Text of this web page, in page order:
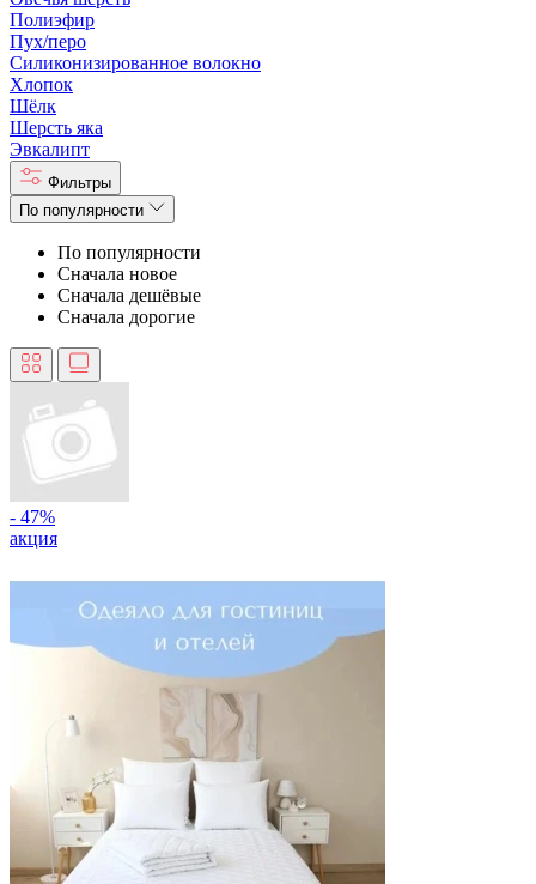
Полиэфир
Пух/перо
Силиконизированное волокно
Хлопок
Шёлк
Шерсть яка
Эвкалипт
Фильтры
По популярности
По популярности
Сначала новое
Сначала дешёвые
Сначала дорогие
- 47%
акция